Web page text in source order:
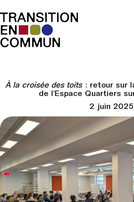
À la croisée des toits : retour sur
de l’Espace Quartiers
2 juin 2025